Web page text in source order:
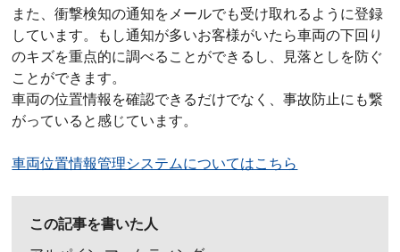
また、衝撃検知の通知をメールでも受け取れるように登録
しています。もし通知が多いお客様がいたら車両の下回り
のキズを重点的に調べることができるし、見落としを防ぐ
ことができます。
車両の位置情報を確認できるだけでなく、事故防止にも繋
がっていると感じています。
車両位置情報管理システムについてはこちら
この記事を書いた人